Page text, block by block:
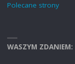
Polecane strony
WASZYM ZDANIEM: